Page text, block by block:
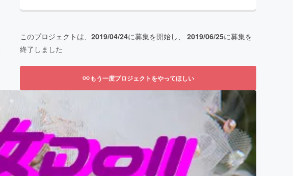
このプロジェクトは、 2019/04/24に募集を開始し、 2019/06/25に募集を
終了しました
もう一度プロジェクトをやってほしい